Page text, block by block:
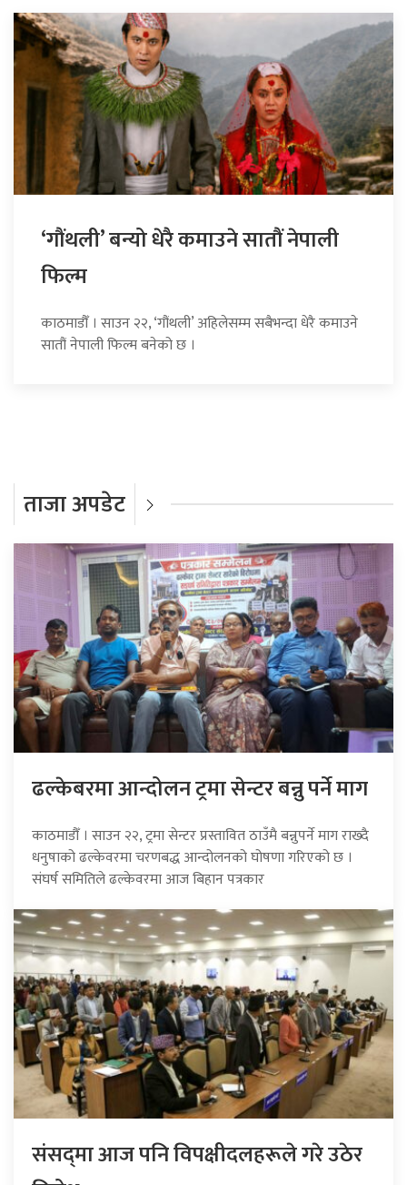
‘गौंथली’ बन्यो धेरै कमाउने सातौं नेपाली
फिल्म
काठमाडौँ । साउन २२, ‘गौंथली’ अहिलेसम्म सबैभन्दा धेरै कमाउने
सातौं नेपाली फिल्म बनेको छ ।
ताजा अपडेट
ढल्केबरमा आन्दोलन ट्रमा सेन्टर बन्नु पर्ने माग
काठमाडौँ । साउन २२, ट्रमा सेन्टर प्रस्तावित ठाउँमै बन्नुपर्ने माग राख्दै
धनुषाको ढल्केवरमा चरणबद्ध आन्दोलनको घोषणा गरिएको छ ।
संघर्ष समितिले ढल्केवरमा आज बिहान पत्रकार
संसद्‍मा आज पनि विपक्षीदलहरूले गरे उठेर